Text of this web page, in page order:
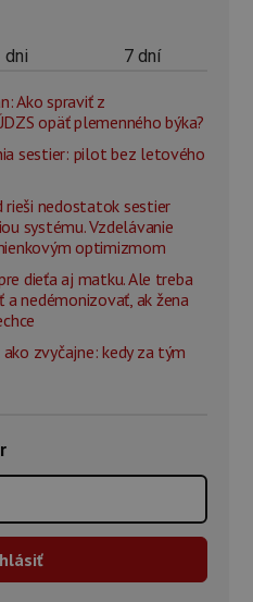
dni 7 dní
Ako spraviť z
opäť plemenného býka?
sestier: pilot bez letového
nedostatok sestier
systému. Vzdelávanie
optimizmom
dieťa aj matku. Ale treba
nedémonizovať, ak žena
zvyčajne: kedy za tým